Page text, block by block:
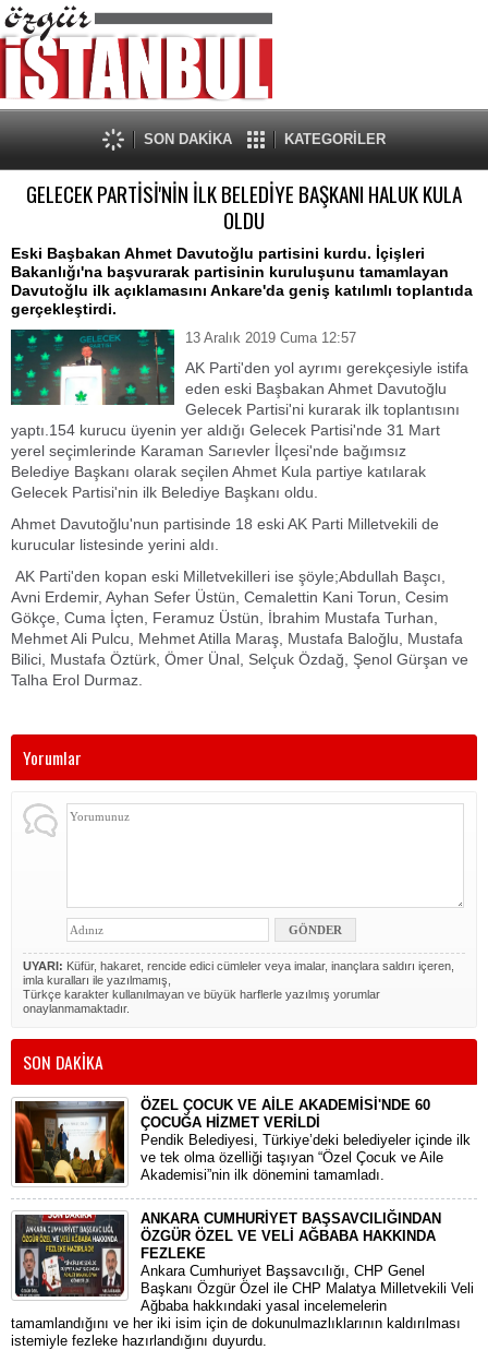
SON DAKİKA KATEGORİLER
GELECEK PARTİSİ'NİN İLK BELEDİYE BAŞKANI HALUK KULA
OLDU
Eski Başbakan Ahmet Davutoğlu partisini kurdu. İçişleri
Bakanlığı'na başvurarak partisinin kuruluşunu tamamlayan
Davutoğlu ilk açıklamasını Ankare'da geniş katılımlı toplantıda
gerçekleştirdi.
13 Aralık 2019 Cuma 12:57
AK Parti'den yol ayrımı gerekçesiyle istifa
eden eski Başbakan Ahmet Davutoğlu
Gelecek Partisi'ni kurarak ilk toplantısını
yaptı.154 kurucu üyenin yer aldığı Gelecek Partisi'nde 31 Mart
yerel seçimlerinde Karaman Sarıevler İlçesi'nde bağımsız
Belediye Başkanı olarak seçilen Ahmet Kula partiye katılarak
Gelecek Partisi'nin ilk Belediye Başkanı oldu.
Ahmet Davutoğlu'nun partisinde 18 eski AK Parti Milletvekili de
kurucular listesinde yerini aldı.
AK Parti'den kopan eski Milletvekilleri ise şöyle;Abdullah Başcı,
Avni Erdemir, Ayhan Sefer Üstün, Cemalettin Kani Torun, Cesim
Gökçe, Cuma İçten, Feramuz Üstün, İbrahim Mustafa Turhan,
Mehmet Ali Pulcu, Mehmet Atilla Maraş, Mustafa Baloğlu, Mustafa
Bilici, Mustafa Öztürk, Ömer Ünal, Selçuk Özdağ, Şenol Gürşan ve
Talha Erol Durmaz.
Yorumlar
UYARI: Küfür, hakaret, rencide edici cümleler veya imalar, inançlara saldırı içeren,
imla kuralları ile yazılmamış,
Türkçe karakter kullanılmayan ve büyük harflerle yazılmış yorumlar
onaylanmamaktadır.
SON DAKİKA
ÖZEL ÇOCUK VE AİLE AKADEMİSİ'NDE 60
ÇOCUĞA HİZMET VERİLDİ
Pendik Belediyesi, Türkiye’deki belediyeler içinde ilk
ve tek olma özelliği taşıyan “Özel Çocuk ve Aile
Akademisi”nin ilk dönemini tamamladı.
ANKARA CUMHURİYET BAŞSAVCILIĞINDAN
ÖZGÜR ÖZEL VE VELİ AĞBABA HAKKINDA
FEZLEKE
​Ankara Cumhuriyet Başsavcılığı, CHP Genel
Başkanı Özgür Özel ile CHP Malatya Milletvekili Veli
Ağbaba hakkındaki yasal incelemelerin
tamamlandığını ve her iki isim için de dokunulmazlıklarının kaldırılması
istemiyle fezleke hazırlandığını duyurdu.